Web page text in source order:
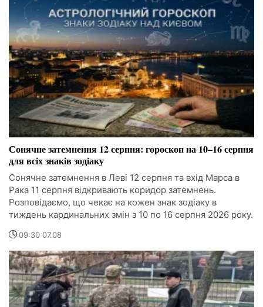
Сонячне затемнення 12 серпня: гороскоп на 10–16 серпня
для всіх знаків зодіаку
Сонячне затемнення в Леві 12 серпня та вхід Марса в
Рака 11 серпня відкривають коридор затемнень.
Розповідаємо, що чекає на кожен знак зодіаку в
тиждень кардинальних змін з 10 по 16 серпня 2026 року.
09:30 07.08